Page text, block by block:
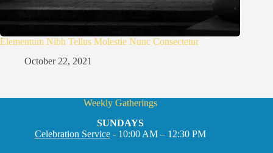
Elementum Nibh Tellus Molestie Nunc Consectetur
October 22, 2021
Weekly Gatherings
SUNDAYS
Celebration Service- 10:00 AM – 12:30 PM